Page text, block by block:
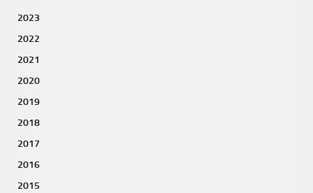
2023
2022
2021
2020
2019
2018
2017
2016
2015